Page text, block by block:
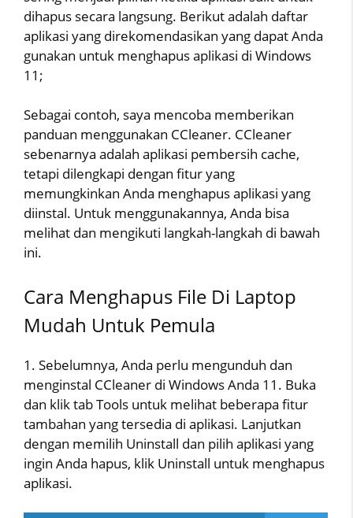
dihapus secara langsung. Berikut adalah daftar
aplikasi yang direkomendasikan yang dapat Anda
gunakan untuk menghapus aplikasi di Windows
11;
Sebagai contoh, saya mencoba memberikan
panduan menggunakan CCleaner. CCleaner
sebenarnya adalah aplikasi pembersih cache,
tetapi dilengkapi dengan fitur yang
memungkinkan Anda menghapus aplikasi yang
diinstal. Untuk menggunakannya, Anda bisa
melihat dan mengikuti langkah-langkah di bawah
ini.
Cara Menghapus File Di Laptop
Mudah Untuk Pemula
1. Sebelumnya, Anda perlu mengunduh dan
menginstal CCleaner di Windows Anda 11. Buka
dan klik tab Tools untuk melihat beberapa fitur
tambahan yang tersedia di aplikasi. Lanjutkan
dengan memilih Uninstall dan pilih aplikasi yang
ingin Anda hapus, klik Uninstall untuk menghapus
aplikasi.